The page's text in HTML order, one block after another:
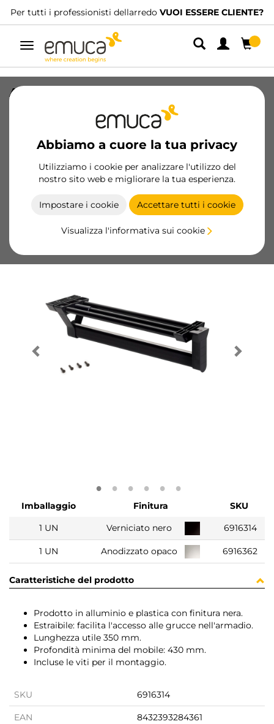
Per tutti i professionisti dellarredo VUOI ESSERE CLIENTE?
Navigazione
Abbiamo a cuore la tua privacy
Utilizziamo i cookie per analizzare l'utilizzo del
nostro sito web e migliorare la tua esperienza.
Impostare i cookie Accettare tutti i cookie
Visualizza l'informativa sui cookie
Appendiabiti estraibile per armadio,
Alluminio, Verniciato nero
Diventa cliente
Scheda prodotto
Imballaggio Finitura
SKU
1 UN
Verniciato nero 6916314
1 UN Anodizzato opaco 6916362
Caratteristiche del prodotto
Prodotto in alluminio e plastica con finitura nera.
Estraibile: facilita l'accesso alle grucce nell'armadio.
Lunghezza utile 350 mm.
Profondità minima del mobile: 430 mm.
Incluse le viti per il montaggio.
SKU 6916314
EAN 8432393284361